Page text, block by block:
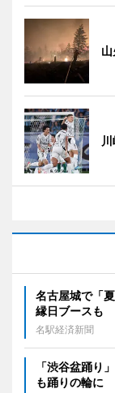
名古屋城で「
縁日ブースも
名駅経済新聞
「渋谷盆踊
も踊りの輪に